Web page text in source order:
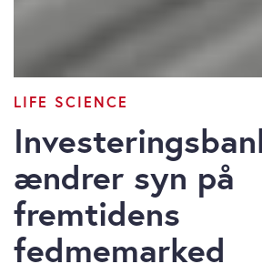
LIFE SCIENCE
ændrer syn på
fremtidens
fedmemarked